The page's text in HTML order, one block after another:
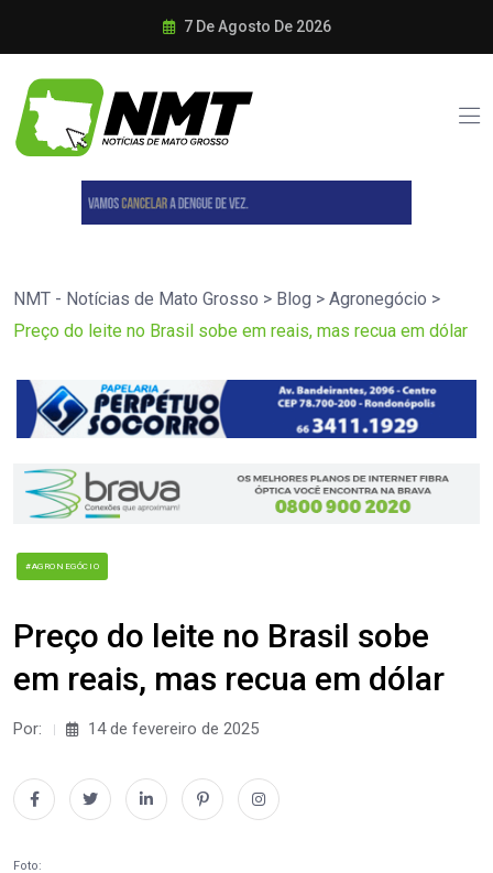
7 De Agosto De 2026
NMT - Notícias de Mato Grosso > Blog > Agronegócio >
Preço do leite no Brasil sobe em reais, mas recua em dólar
#AGRONEGÓCIO
Preço do leite no Brasil sobe
em reais, mas recua em dólar
Por: 14 de fevereiro de 2025
Foto: